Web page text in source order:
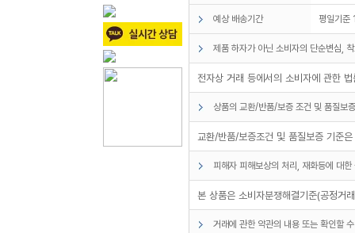
예상 배송기간 평일기준
제품 하자가 아닌 소비자의 단순변심,
전자상 거래 등에서의 소비자에 관한
상품의 교환/반품/보증 조건 및 품질보
교환/반품/보증조건 및 품질보증 기준
피해자 피해보상의 처리, 재화등에 대
본 상품은 소비자분쟁해결기준(공정거
거래에 관한 약관의 내용 또는 확인할